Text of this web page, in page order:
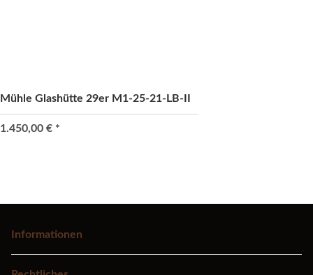
Mühle Glashütte 29er M1-25-21-LB-II
1.450,00 € *
Informationen